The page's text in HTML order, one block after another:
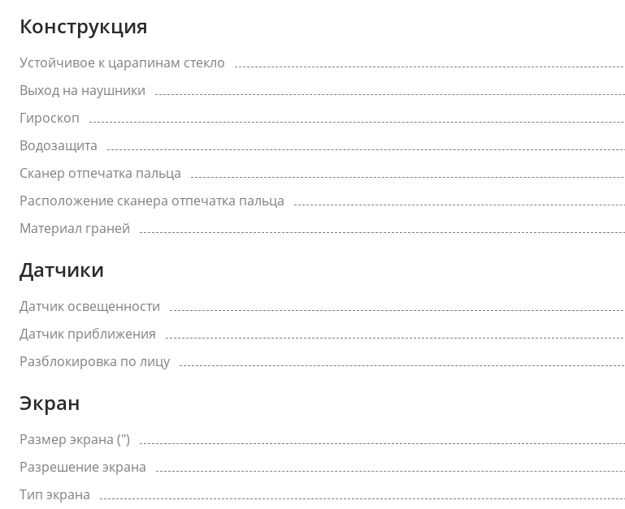
Конструкция
Устойчивое к царапинам стекло
Выход на наушники
Гироскоп
Водозащита
Сканер отпечатка пальца
Расположение сканера отпечатка пальца
Материал граней
Датчики
Датчик освещенности
Датчик приближения
Разблокировка по лицу
Экран
Размер экрана (")
Разрешение экрана
Тип экрана